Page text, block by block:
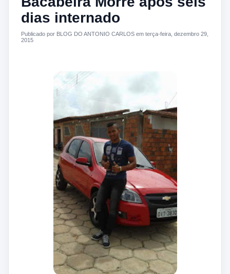
dias internado
Publicado por BLOG DO ANTONIO CARLOS em terça-feira, dezembro 29,
2015